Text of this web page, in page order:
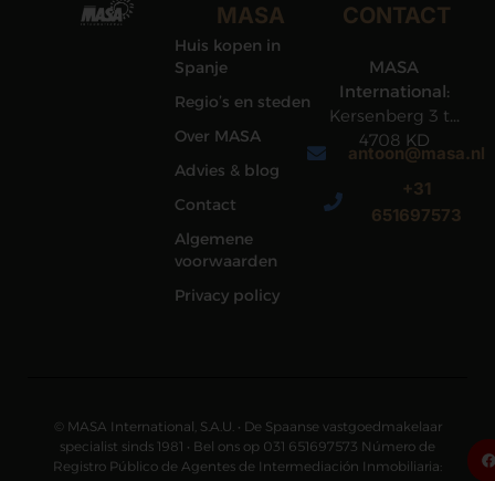
MASA
Huis kopen in
Spanje
Regio’s en steden
Over MASA
Advies & blog
Contact
Algemene
voorwaarden
Privacy policy
CONTACT
MASA
International:
Kersenberg 3 te
4708 KD
Roosendaal
antoon@masa.nl
+31
651697573
© MASA International, S.A.U. • De Spaanse vastgoedmakelaar
specialist sinds 1981 • Bel ons op 031 651697573 Número de
Registro Público de Agentes de Intermediación Inmobiliaria: